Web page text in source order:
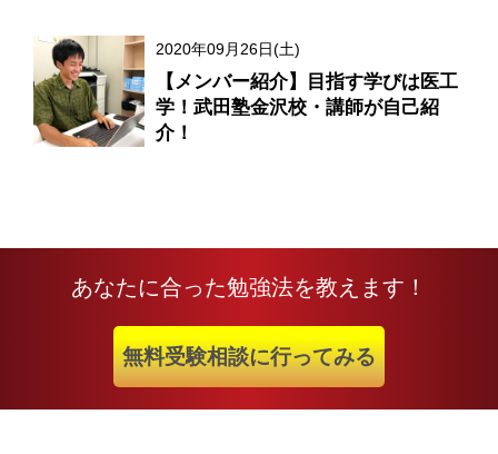
2020年09月26日(土)
【メンバー紹介】目指す学びは医工
学！武田塾金沢校・講師が自己紹
介！
あなたに合った勉強法を教えます！
無料受験相談に行ってみる